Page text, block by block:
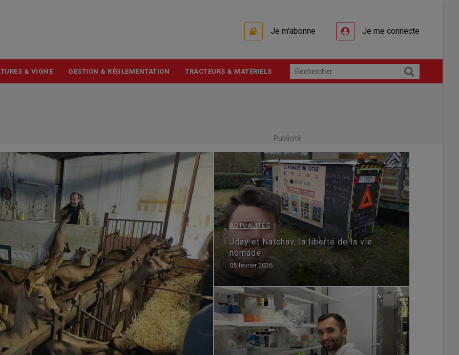
Je m'abonne Je me connecte
& VIGNE GESTION & RÉGLEMENTATION TRACTEURS & MATÉRIELS
Publicité
ACTUALITÉS
Jday et Natchav, la liberté de la vie
nomade
05 février 2026